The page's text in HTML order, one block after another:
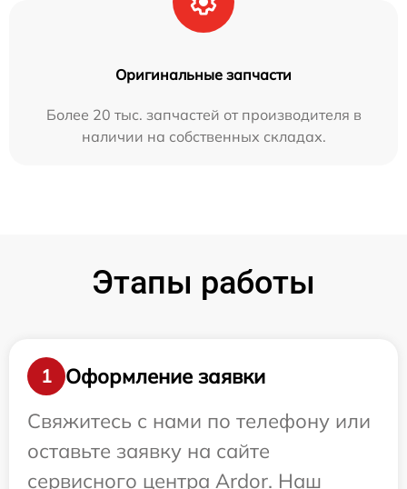
Оригинальные запчасти
Более 20 тыс. запчастей от производителя в
наличии на собственных складах.
Этапы работы
1
Оформление заявки
Свяжитесь с нами по телефону или
оставьте заявку на сайте
сервисного центра Ardor. Наш